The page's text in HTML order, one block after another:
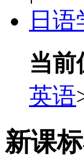
日语
当前
英语
新课